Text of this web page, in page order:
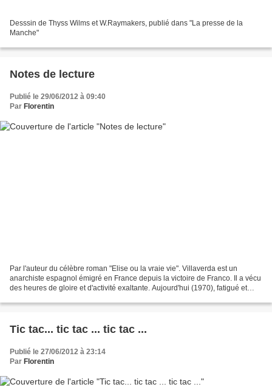
Desssin de Thyss Wilms et W.Raymakers, publié dans "La presse de la
Manche"
Notes de lecture
Publié le 29/06/2012 à 09:40
Par Florentin
Par l'auteur du célèbre roman "Elise ou la vraie vie". Villaverda est un
anarchiste espagnol émigré en France depuis la victoire de Franco. Il a vécu
des heures de gloire et d'activité exaltante. Aujourd'hui (1970), fatigué et
Tic tac... tic tac ... tic tac ...
Publié le 27/06/2012 à 23:14
Par Florentin